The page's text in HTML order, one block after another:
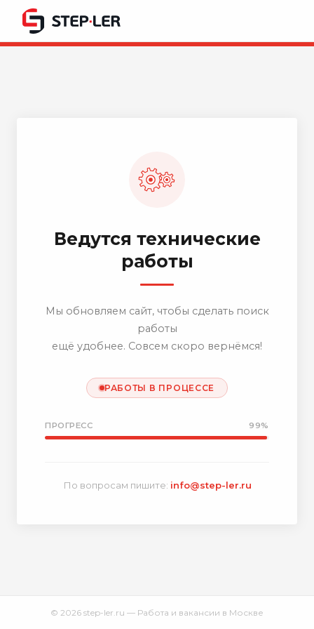
Ведутся технические
работы
Мы обновляем сайт, чтобы сделать поиск
работы
ещё удобнее. Совсем скоро вернёмся!
РАБОТЫ В ПРОЦЕССЕ
ПРОГРЕСС 99%
По вопросам пишите: info@step-ler.ru
© 2026 step-ler.ru — Работа и вакансии в Москве